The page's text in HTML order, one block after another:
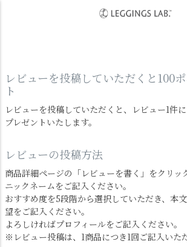
バックメッシュTシャツのレ
レビューを投稿していただくと100
ト
レビューを投稿していただくと、レビュー1件
プレゼントいたします。
レビューの投稿方法
商品詳細ページの「レビューを書く」をクリッ
ニックネームをご記入ください。
おすすめ度を5段階から選択していただき、本
望をご記入ください。
よろしければプロフィールをご記入ください。
※レビュー投稿は、1商品につき1回ご記入いた